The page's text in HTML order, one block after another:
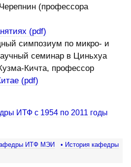
(профессора
(pdf)
симпозиум по микро- и
семинар в Циньхуа
Кичта, профессор
(pdf)
ИТФ с 1954 по 2011 годы
ИТФ МЭИ
• История кафедры